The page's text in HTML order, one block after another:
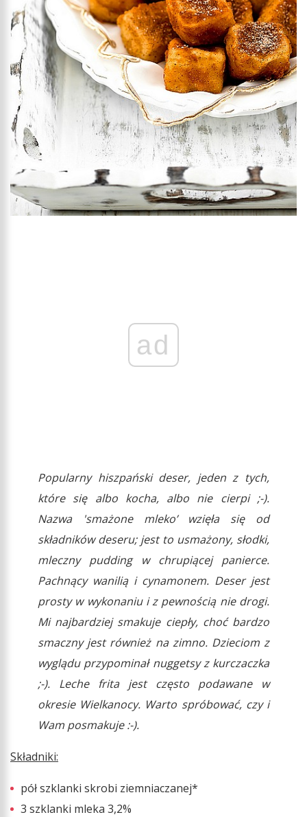
ad
Popularny hiszpański deser, jeden z tych,
które się albo kocha, albo nie cierpi ;-).
Nazwa 'smażone mleko’ wzięła się od
składników deseru; jest to usmażony, słodki,
mleczny pudding w chrupiącej panierce.
Pachnący wanilią i cynamonem. Deser jest
prosty w wykonaniu i z pewnością nie drogi.
Mi najbardziej smakuje ciepły, choć bardzo
smaczny jest również na zimno. Dzieciom z
wyglądu przypominał nuggetsy z kurczaczka
;-). Leche frita jest często podawane w
okresie Wielkanocy. Warto spróbować, czy i
Wam posmakuje :-).
Składniki:
pół szklanki skrobi ziemniaczanej*
3 szklanki mleka 3,2%